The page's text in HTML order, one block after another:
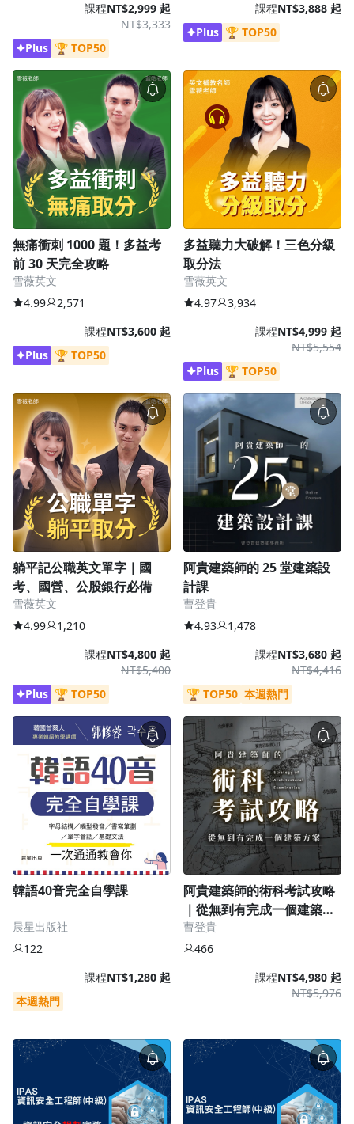
課程
NT$3,333
NT$2,999 起
Plus 🏆 TOP50
課程NT$3,888 起
Plus 🏆 TOP50
無痛衝刺 1000 題！多益考
前 30 天完全攻略
雪薇英文
4.99
2,571
課程NT$3,600 起
Plus 🏆 TOP50
多益聽力大破解！三色分級
取分法
雪薇英文
4.97
3,934
課程
NT$5,554
NT$4,999 起
Plus 🏆 TOP50
躺平記公職英文單字｜國
考、國營、公股銀行必備
雪薇英文
4.99
1,210
課程
NT$5,400
NT$4,800 起
Plus 🏆 TOP50
阿貴建築師的 25 堂建築設
計課
曹登貴
4.93
1,478
課程
NT$4,416
NT$3,680 起
🏆 TOP50 本週熱門
韓語40音完全自學課
晨星出版社
122
課程NT$1,280 起
本週熱門
阿貴建築師的術科考試攻略
｜從無到有完成一個建築方
案
曹登貴
466
課程
NT$5,976
NT$4,980 起
沒有待播放的清單